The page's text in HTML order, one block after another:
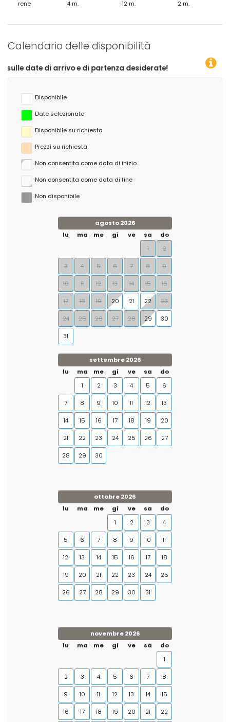
rene 4 m. 12 m. 2 m.
Calendario delle disponibilità
e di partenza desiderate!
Disponibile
Date selezionate
Disponibile su richiesta
Prezzi su richiesta
Non consentita come data di inizio
Non consentita come data di fine
Non disponibile
agosto 2026
lu
ma me gi ve sa
do
1
2
3 4 5 6 7 8 9
10 11 12 13 14 15 16
17 18 19 20 21 22 23
24 25 26 27 28 29 30
31
settembre 2026
lu
ma me gi ve sa
do
1
2 3 4 5 6
7 8 9 10 11 12 13
14 15 16 17 18 19 20
21 22 23 24 25 26 27
28 29 30
ottobre 2026
lu
ma me gi ve sa
do
1
2 3 4
5 6 7 8 9 10 11
12 13 14 15 16 17 18
19 20 21 22 23 24 25
26 27 28 29 30 31
novembre 2026
lu
ma me gi ve sa
do
1
2 3 4 5 6 7 8
9 10 11 12 13 14 15
16 17 18 19 20 21 22